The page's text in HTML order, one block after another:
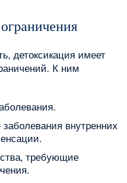
детоксикация имеет
К ним
внутренних
требующие